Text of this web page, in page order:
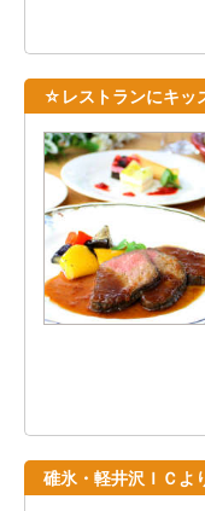
☆レストランにキッ
碓氷・軽井沢ＩＣよ